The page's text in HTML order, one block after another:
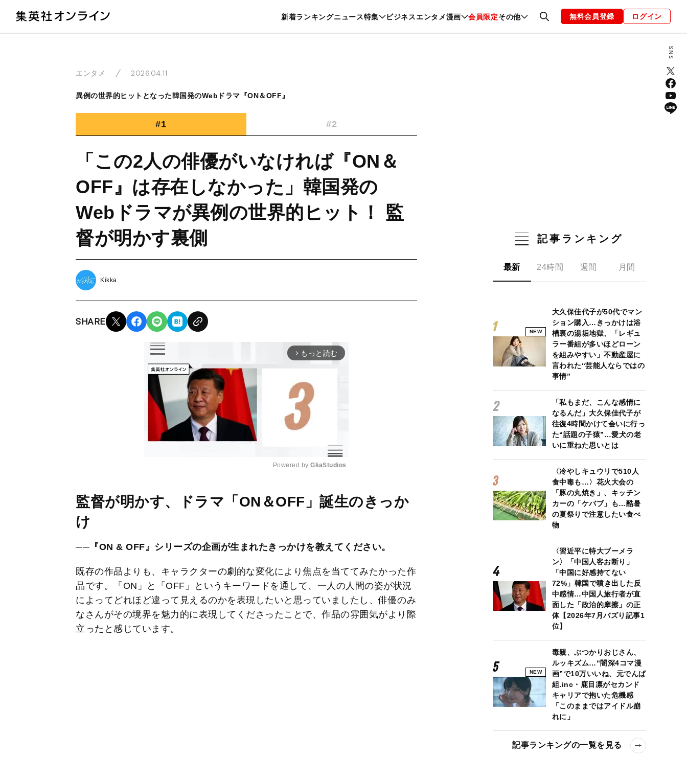
新着ランキングニュース特集 ビジネスエンタメ漫画 会員限定その他
暮らし スポーツ ヘルスケア 美容 グルメ ファッション 恋愛・結婚 編集部 お知らせ
無料会員登録 ログイン
エンタメ 2026.04.11
異例の世界的ヒットとなった韓国発のWebドラマ『ON＆OFF』
#1 #2
「この2人の俳優がいなければ『ON＆
OFF』は存在しなかった」韓国発の
Webドラマが異例の世界的ヒット！ 監
督が明かす裏側
Kikka
SHARE
arrow_forward_ios もっと読む
u
Powered by GliaStudios
監督が明かす、ドラマ「ON＆OFF」誕生のきっか
け
──『ON & OFF』シリーズの企画が生まれたきっかけを教えてください。
既存の作品よりも、キャラクターの劇的な変化により焦点を当ててみたかった作
品です。「ON」と「OFF」というキーワードを通して、一人の人間の姿が状況
によってどれほど違って見えるのかを表現したいと思っていましたし、俳優のみ
なさんがその境界を魅力的に表現してくださったことで、作品の雰囲気がより際
立ったと感じています。
記事ランキング
最新 24時間 週間 月間
NEW
大久保佳代子が50代でマン
ション購入…きっかけは浴
槽裏の湯垢地獄、「レギュ
ラー番組が多いほどローン
を組みやすい」不動産屋に
言われた“芸能人ならではの
事情”
「私もまだ、こんな感情に
なるんだ」大久保佳代子が
往復4時間かけて会いに行っ
た“話題の子猿”…愛犬の老
いに重ねた思いとは
〈冷やしキュウリで510人
食中毒も…〉花火大会の
「豚の丸焼き」、キッチン
カーの「ケバブ」も…酷暑
の夏祭りで注意したい食べ
物
〈習近平に特大ブーメラ
ン〉「中国人客お断り」
「中国に好感持てない
72%」韓国で噴き出した反
中感情…中国人旅行者が直
面した「政治的摩擦」の正
体【2026年7月バズり記事1
位】
NEW
毒親、ぶつかりおじさん、
ルッキズム…“闇深4コマ漫
画”で10万いいね、元でんぱ
組.inc・鹿目凛がセカンド
キャリアで抱いた危機感
「このままではアイドル崩
れに」
記事ランキングの一覧を見る